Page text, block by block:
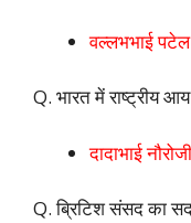
वल्लभभाई पटेल
Q. भारत में राष्ट्रीय
दादाभाई नौरोजी
Q. ब्रिटिश संसद का